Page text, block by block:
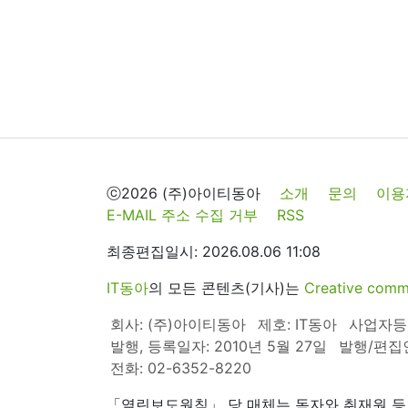
ⓒ2026 (주)아이티동아 소개 문의
이
E-MAIL 주소 수집 거부
RSS
최종편집일시: 2026.08.06 11:08
IT동아의 모든 콘텐츠(기사)는 Creative
회사: (주)아이티동아
제호: IT동아
사업자
발행, 등록일자: 2010년 5월 27일
발행/편집
전화: 02-6352-8220
「열린보도원칙」 당 매체는 독자와 취재원